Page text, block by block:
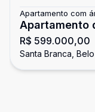
Apartamento com
Apartamento
privativa
Branca, Belo
R$ 599.000,00
Santa Branca,